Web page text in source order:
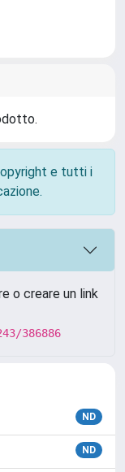
e tutti i
o creare un link
386886
ND
ND